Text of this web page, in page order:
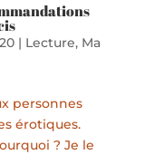
| Lecture, Ma
personnes
érotiques.
? Je le